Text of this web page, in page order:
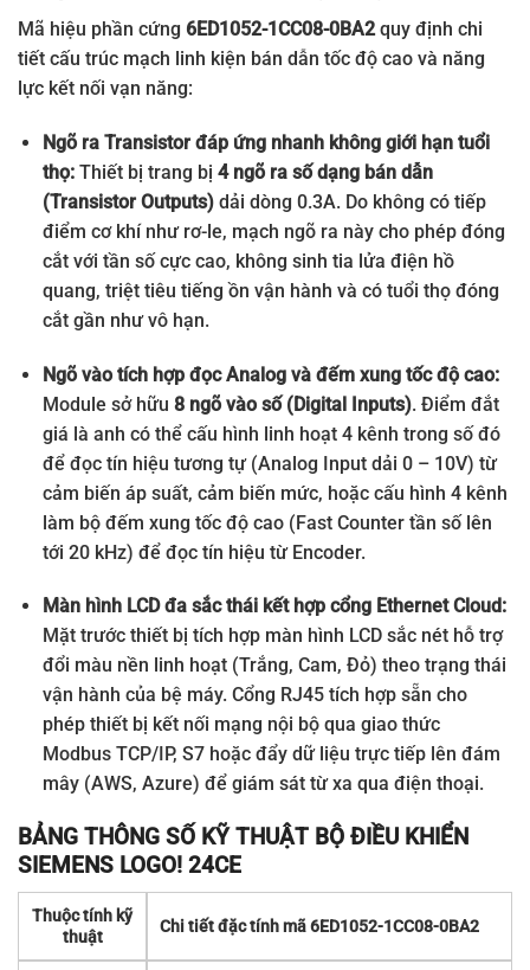
Mã hiệu phần cứng 6ED1052-1CC08-0BA2quy định chi
tiết cấu trúc mạch linh kiện bán dẫn tốc độ cao và năng
lực kết nối vạn năng:
Ngõ ra Transistor đáp ứng nhanh không giới hạn tuổi
thọ:Thiết bị trang bị 4 ngõ ra số dạng bán dẫn
(Transistor Outputs)dải dòng 0.3A. Do không có tiếp
điểm cơ khí như rơ-le, mạch ngõ ra này cho phép đóng
cắt với tần số cực cao, không sinh tia lửa điện hồ
quang, triệt tiêu tiếng ồn vận hành và có tuổi thọ đóng
cắt gần như vô hạn.
Ngõ vào tích hợp đọc Analog và đếm xung tốc độ cao:
Module sở hữu 8 ngõ vào số (Digital Inputs). Điểm đắt
giá là anh có thể cấu hình linh hoạt 4 kênh trong số đó
để đọc tín hiệu tương tự (Analog Input dải 0 – 10V) từ
cảm biến áp suất, cảm biến mức, hoặc cấu hình 4 kênh
làm bộ đếm xung tốc độ cao (Fast Counter tần số lên
tới 20 kHz) để đọc tín hiệu từ Encoder.
Màn hình LCD đa sắc thái kết hợp cổng Ethernet Cloud:
Mặt trước thiết bị tích hợp màn hình LCD sắc nét hỗ trợ
đổi màu nền linh hoạt (Trắng, Cam, Đỏ) theo trạng thái
vận hành của bệ máy. Cổng RJ45 tích hợp sẵn cho
phép thiết bị kết nối mạng nội bộ qua giao thức
Modbus TCP/IP, S7 hoặc đẩy dữ liệu trực tiếp lên đám
mây (AWS, Azure) để giám sát từ xa qua điện thoại.
BẢNG THÔNG SỐ KỸ THUẬT BỘ ĐIỀU KHIỂN
SIEMENS LOGO! 24CE
Thuộc tính kỹ
thuật
Chi tiết đặc tính mã 6ED1052-1CC08-0BA2